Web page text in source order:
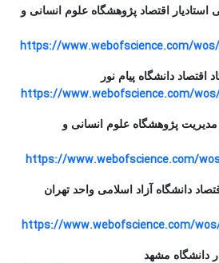
اقتصاد پژوهشگاه علوم انسانی و
https://www.webofscience.com/
https://www.webofscience.com/
مدیریت پژوهشگاه علوم انسانی و
https://www.webofscience.com/
دانشگاه آزاد اسلامی واحد تهران
https://www.webofscience.com/